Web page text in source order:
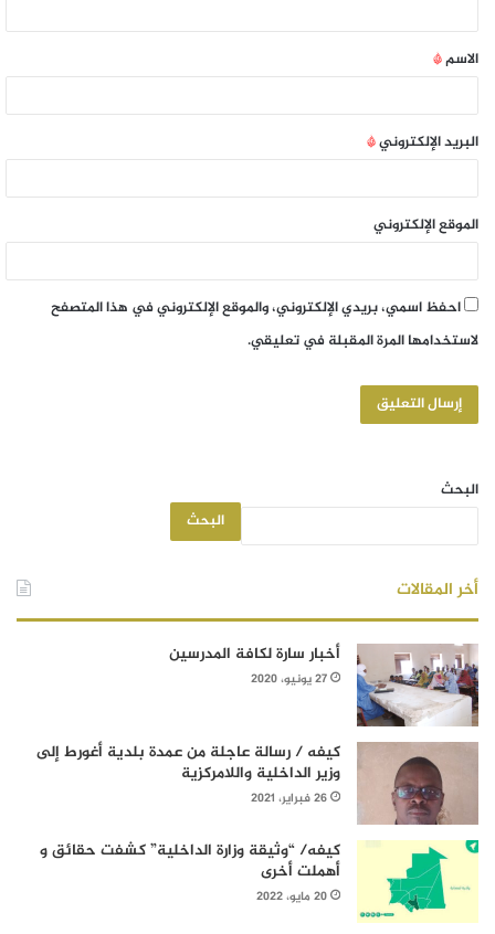
الاسم*
البريد الإلكتروني*
الموقع الإلكتروني
احفظ اسمي، بريدي الإلكتروني، والموقع الإلكتروني في هذا المتصفح
لاستخدامها المرة المقبلة في تعليقي.
البحث
البحث
أخر المقالات
أخبار سارة لكافة المدرسين
27 يونيو، 2020
كيفه / رسالة عاجلة من عمدة بلدية أغورط إلى
وزير الداخلية واللامركزية
26 فبراير، 2021
كيفه/ “وثيقة وزارة الداخلية” كشفت حقائق و
أهملت أخرى
20 مايو، 2022